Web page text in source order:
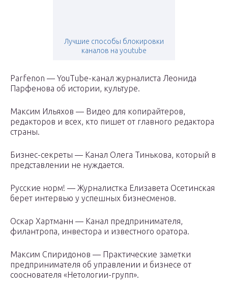
Лучшие способы блокировки
каналов на youtube
Parfenon — YouTube-канал журналиста Леонида
Парфенова об истории, культуре.
Максим Ильяхов — Видео для копирайтеров,
редакторов и всех, кто пишет от главного редактора
страны.
Бизнес-секреты — Канал Олега Тинькова, который в
представлении не нуждается.
Русские норм! — Журналистка Елизавета Осетинская
берет интервью у успешных бизнесменов.
Оскар Хартманн — Канал предпринимателя,
филантропа, инвестора и известного оратора.
Максим Спиридонов — Практические заметки
предпринимателя об управлении и бизнесе от
сооснователя «Нетологии-групп».